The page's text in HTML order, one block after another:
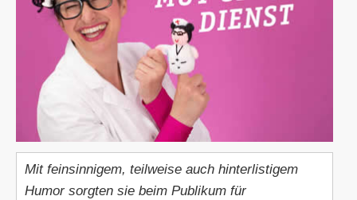
Mit feinsinnigem, teilweise auch hinterlistigem
Humor sorgten sie beim Publikum für